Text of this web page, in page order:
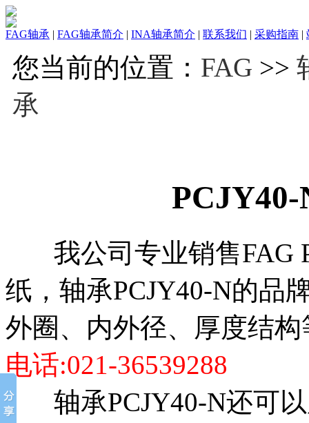
FAG轴承 | FAG轴承简介 | INA轴承简介 | 联系我们 | 采购指南 |
您当前的位置： FAG >>
承
我公司专业销售FAG
纸，轴承PCJY40-N的品
外圈、内外径、厚度结
电话:021-36539288
轴承PCJY40-N还可以